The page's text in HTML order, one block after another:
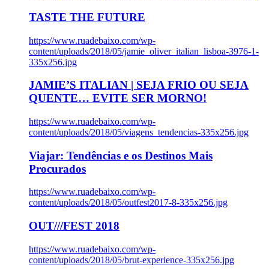
TASTE THE FUTURE
https://www.ruadebaixo.com/wp-
content/uploads/2018/05/jamie_oliver_italian_lisboa-3976-1-
335x256.jpg
JAMIE’S ITALIAN | SEJA FRIO OU SEJA
QUENTE… EVITE SER MORNO!
https://www.ruadebaixo.com/wp-
content/uploads/2018/05/viagens_tendencias-335x256.jpg
Viajar: Tendências e os Destinos Mais
Procurados
https://www.ruadebaixo.com/wp-
content/uploads/2018/05/outfest2017-8-335x256.jpg
OUT///FEST 2018
https://www.ruadebaixo.com/wp-
content/uploads/2018/05/brut-experience-335x256.jpg